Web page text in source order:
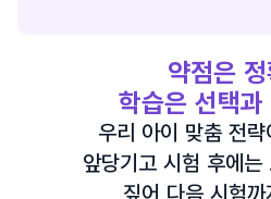
약점은
학습은 선택
우리 아이 맞춤 전
앞당기고 시험 후에는
짚어 다음 시험